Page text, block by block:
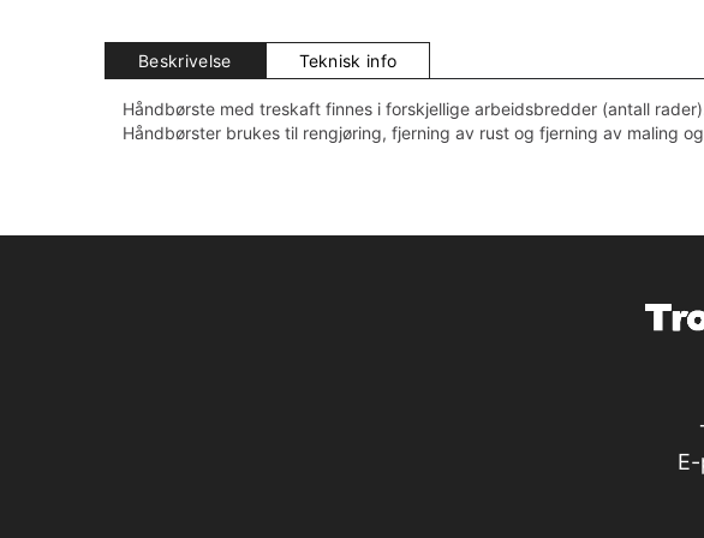
Beskrivelse Teknisk info
Håndbørste med treskaft finnes i forskjellige arbeidsbredder (antall
Håndbørster brukes til rengjøring, fjerning av rust og fjerning av maling